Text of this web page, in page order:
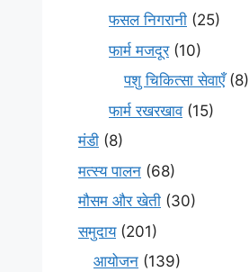
फसल निगरानी (25)
फार्म मजदूर(10)
पशु चिकित्सा सेवाएँ(8)
फार्म रखरखाव(15)
मंडी (8)
मत्स्य पालन (68)
मौसम और खेती (30)
समुदाय(201)
आयोजन (139)